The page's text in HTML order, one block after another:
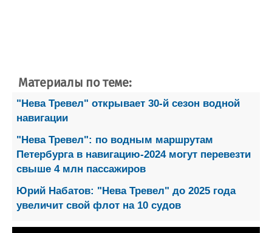
Материалы по теме:
"Нева Тревел" открывает 30-й сезон водной
навигации
"Нева Тревел": по водным маршрутам
Петербурга в навигацию-2024 могут перевезти
свыше 4 млн пассажиров
Юрий Набатов: "Нева Тревел" до 2025 года
увеличит свой флот на 10 судов